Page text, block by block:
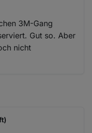
3M-Gang
Gut so. Aber
nicht